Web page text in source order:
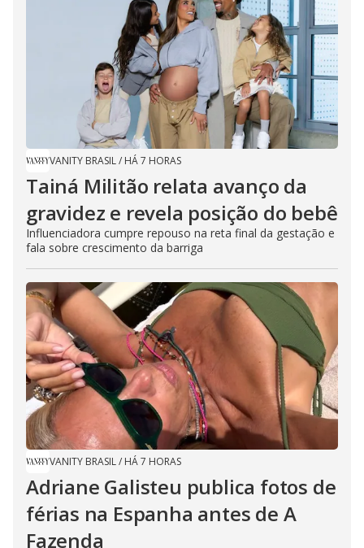
VANITY BRASIL/ HÁ 7 HORAS
Tainá Militão relata avanço da
gravidez e revela posição do bebê
Influenciadora cumpre repouso na reta final da gestação e
fala sobre crescimento da barriga
VANITY BRASIL/ HÁ 7 HORAS
Adriane Galisteu publica fotos de
férias na Espanha antes de A
Fazenda